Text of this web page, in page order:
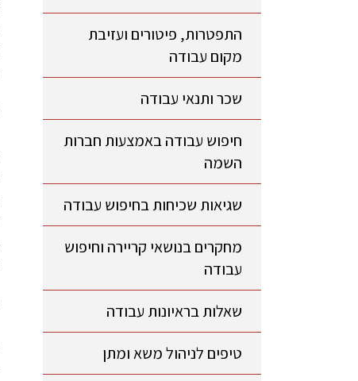
התפטרות, פיטורים ועזיבת
מקום עבודה
שכר ותנאי עבודה
חיפוש עבודה באמצעות חברות
השמה
שגיאות שכיחות בחיפוש עבודה
מחקרים בנושאי קריירה וחיפוש
עבודה
שאלות בראיונות עבודה
טיפים לניהול משא ומתן